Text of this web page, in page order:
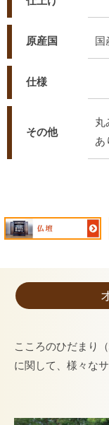
原産国 国
仕様
その他
丸
あ
こころのひだまり
に関して、様々な